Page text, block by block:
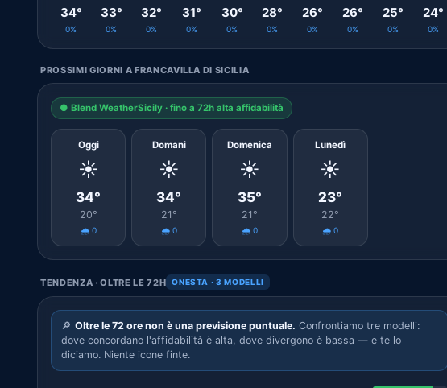
34°
0%
33°
0%
32°
0%
31°
0%
30°
0%
28°
0%
26°
0%
26°
0%
25°
0%
24°
0%
PROSSIMI GIORNI A FRANCAVILLA DI SICILIA
● Blend WeatherSicily · fino a 72h alta affidabilità
Oggi
☀️
34°
20°
🌧️ 0
Domani
☀️
34°
21°
🌧️ 0
Domenica
☀️
35°
21°
🌧️ 0
Lunedì
☀️
23°
22°
🌧️ 0
TENDENZA · OLTRE LE 72H ONESTA · 3 MODELLI
🔎 Oltre le 72 ore non è una previsione puntuale. Confrontiamo tre modelli:
dove concordano l'affidabilità è alta, dove divergono è bassa — e te lo
diciamo. Niente icone finte.